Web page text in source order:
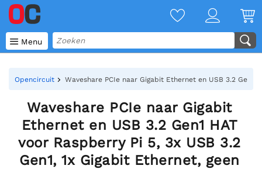
 Menu
Opencircuit Waveshare PCIe naar Gigabit Ethernet en USB 3.2 Gen1
Waveshare PCIe naar Gigabit
Ethernet en USB 3.2 Gen1 HAT
voor Raspberry Pi 5, 3x USB 3.2
Gen1, 1x Gigabit Ethernet, geen